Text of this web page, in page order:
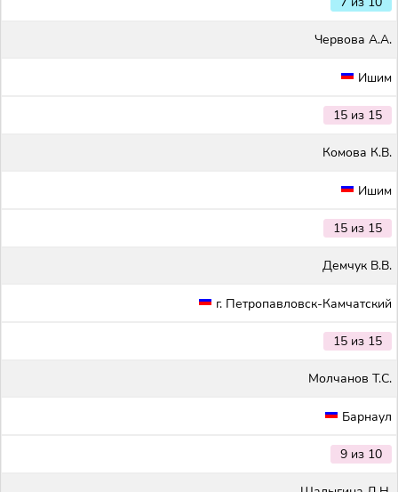
Червова А.А.
Ишим
15 из 15
Комова К.В.
Ишим
15 из 15
Демчук В.В.
г. Петропавловск-Камчатский
15 из 15
Молчанов Т.С.
Барнаул
9 из 10